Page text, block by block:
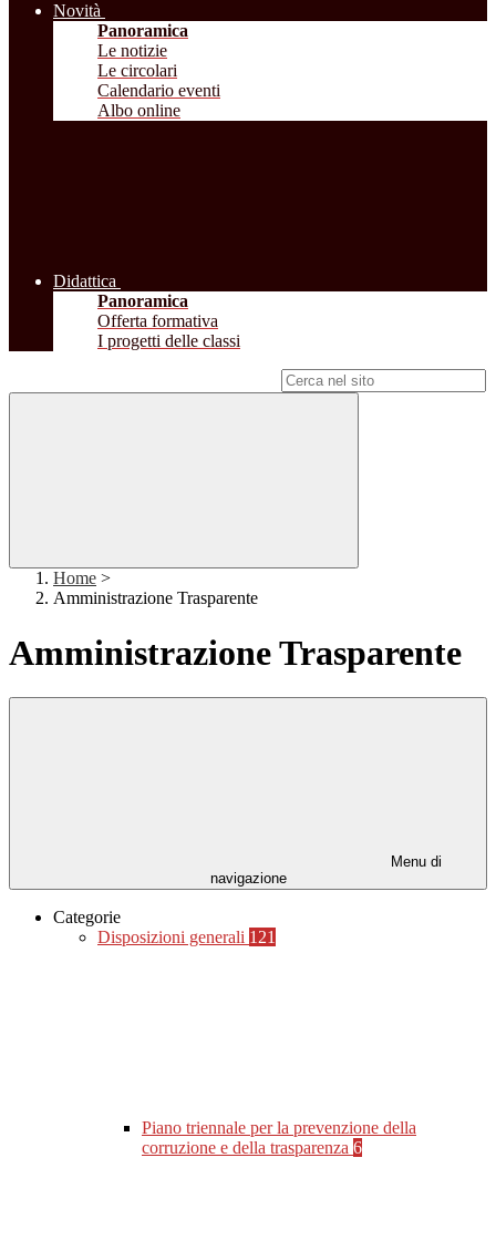
Novità
Panoramica
Le notizie
Le circolari
Calendario eventi
Albo online
Didattica
Panoramica
Offerta formativa
I progetti delle classi
Home >
Amministrazione Trasparente
Amministrazione Trasparente
Menu di
navigazione
Categorie
Disposizioni generali 121
Piano triennale per la prevenzione della
corruzione e della trasparenza 6